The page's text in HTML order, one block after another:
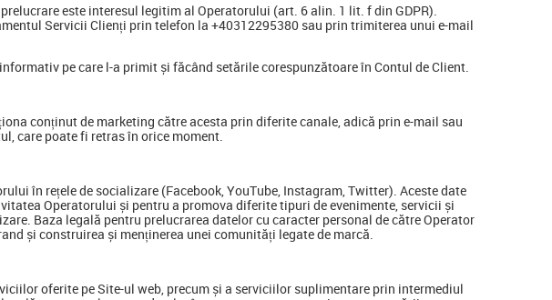
este interesul legitim al Operatorului (art. 6 alin. 1 lit. f din GDPR).
Servicii Clienți prin telefon la +40312295380 sau prin trimiterea unui e-mail
pe care l-a primit și făcând setările corespunzătoare în Contul de Client.
conținut de marketing către acesta prin diferite canale, adică prin e-mail sau
care poate fi retras în orice moment.
în rețele de socializare (Facebook, YouTube, Instagram, Twitter). Aceste date
Operatorului și pentru a promova diferite tipuri de evenimente, servicii și
Baza legală pentru prelucrarea datelor cu caracter personal de către Operator
și construirea și menținerea unei comunități legate de marcă.
oferite pe Site-ul web, precum și a serviciilor suplimentare prin intermediul